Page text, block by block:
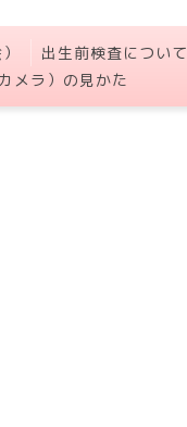
出生前検査について
メラ）の見かた